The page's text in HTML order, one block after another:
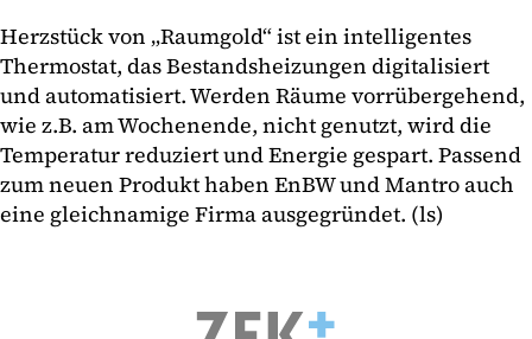
Herzstück von „Raumgold“ ist ein intelligentes
Thermostat, das Bestandsheizungen digitalisiert
und automatisiert. Werden Räume vorrübergehend,
wie z.B. am Wochenende, nicht genutzt, wird die
Temperatur reduziert und Energie gespart. Passend
zum neuen Produkt haben EnBW und Mantro auch
eine gleichnamige Firma ausgegründet. (ls)